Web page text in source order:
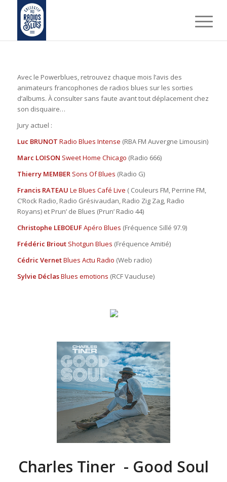
Avec le Powerblues, retrouvez chaque mois l’avis des
animateurs francophones de radios blues sur les sorties
d’albums. À consulter sans faute avant tout déplacement chez
son disquaire…
Jury actuel :
Luc BRUNOT Radio Blues Intense (RBA FM Auvergne Limousin)
Marc LOISON Sweet Home Chicago (Radio 666)
Thierry MEMBER Sons Of Blues (Radio G)
Francis RATEAU Le Blues Café Live ( Couleurs FM, Perrine FM,
C’Rock Radio, Radio Grésivaudan, Radio Zig Zag, Radio
Royans) et Prun’ de Blues (Prun’ Radio 44)
Christophe LEBOEUFApéro Blues (Fréquence Sillé 97.9)
Frédéric Briout Shotgun Blues (Fréquence Amitié)
Cédric VernetBlues Actu Radio (Web radio)
Sylvie DéclasBlues emotions (RCF Vaucluse)
Charles Tiner - Good Soul